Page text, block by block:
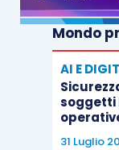
Mondo
AI E
soggetti
31 Luglio